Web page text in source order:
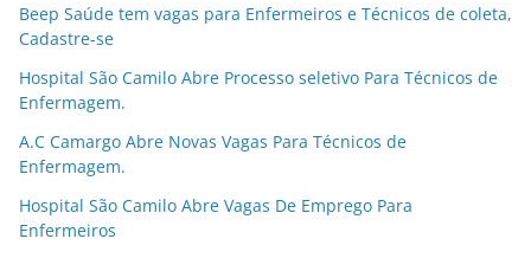
Beep Saúde tem vagas para Enfermeiros e Técnicos de coleta,
Cadastre-se
Hospital São Camilo Abre Processo seletivo Para Técnicos de
Enfermagem.
A.C Camargo Abre Novas Vagas Para Técnicos de
Enfermagem.
Hospital São Camilo Abre Vagas De Emprego Para
Enfermeiros